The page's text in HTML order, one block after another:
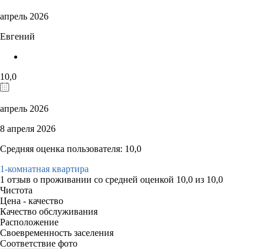
апрель 2026
Евгений
10,0
апрель 2026
8 апреля 2026
Средняя оценка пользователя: 10,0
1-комнатная квартира
1 отзыв о проживании со средней оценкой 10,0 из 10,0
Чистота
Цена - качество
Качество обслуживания
Расположение
Своевременность заселения
Соответствие фото